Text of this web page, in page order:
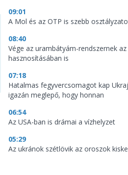
09:01
A Mol és az OTP is szebb
08:40
Vége az urambátyám-rendszernek
hasznosításában is
07:18
Hatalmas fegyvercsomagot kap
igazán meglepő, hogy honnan
06:54
Az USA-ban is drámai a vízhelyzet
05:29
Az ukránok szétlövik az oroszok